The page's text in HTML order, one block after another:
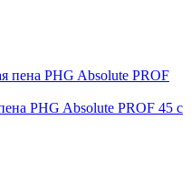
PHG Absolute PROF 45 с